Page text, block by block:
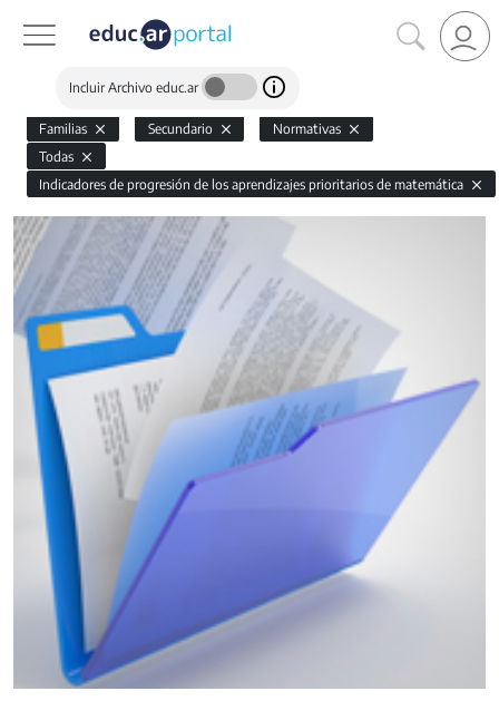
Incluir Archivo educ.ar
Familias Secundario
Normativas
Todas
Indicadores de progresión de los aprendizajes prioritarios de matemática